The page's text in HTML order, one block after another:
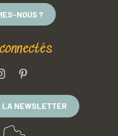
NOUS ?
LA NEWSLETTER